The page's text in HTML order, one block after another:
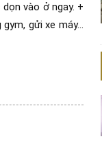
vào ở ngay. +
gửi xe máy…